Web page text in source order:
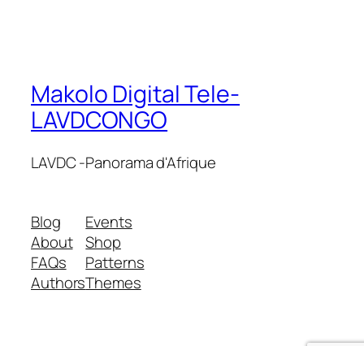
Makolo Digital Tele-
LAVDCONGO
LAVDC -Panorama d'Afrique
Blog
About
FAQs
Authors
Events
Shop
Patterns
Themes